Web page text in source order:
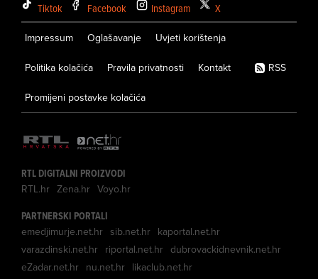
Tiktok Facebook Instagram X
Impressum Oglašavanje Uvjeti korištenja
Politika kolačića Pravila privatnosti Kontakt
Promijeni postavke kolačića
RSS
RTL DIGITALNI PROIZVODI
RTL.hr Zena.hr Voyo.hr
PARTNERSKI PORTALI
emedjimurje.net.hr sib.net.hr kaportal.net.hr
varazdinski.net.hr riportal.net.hr dubrovackidnevnik.net.hr
eZadar.net.hr nu.net.hr likaclub.net.hr